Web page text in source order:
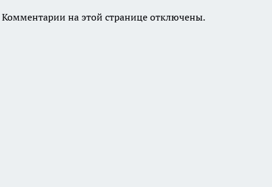
Комментарии на этой странице отключены.